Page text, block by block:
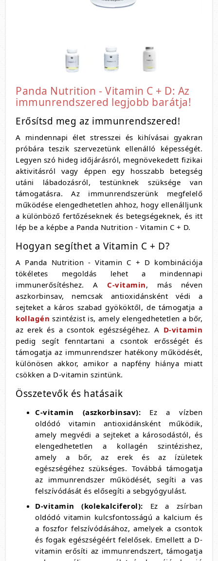
Panda Nutrition - Vitamin C + D: Az
immunrendszered legjobb barátja!
Erősítsd meg az immunrendszered!
A mindennapi élet stresszei és kihívásai gyakran
próbára teszik szervezetünk ellenálló képességét.
Legyen szó hideg időjárásról, megnövekedett fizikai
aktivitásról vagy éppen egy hosszabb betegség
utáni lábadozásról, testünknek szüksége van
támogatásra. Az immunrendszerünk megfelelő
működése elengedhetetlen ahhoz, hogy ellenálljunk
a különböző fertőzéseknek és betegségeknek, és itt
lép be a képbe a Panda Nutrition - Vitamin C + D.
Hogyan segíthet a Vitamin C + D?
A Panda Nutrition - Vitamin C + D kombinációja
tökéletes megoldás lehet a mindennapi
immunerősítéshez. A C-vitamin, más néven
aszkorbinsav, nemcsak antioxidánsként védi a
sejteket a káros szabad gyököktől, de támogatja a
kollagén szintézist is, amely elengedhetetlen a bőr,
az erek és a csontok egészségéhez. A D-vitamin
pedig segít fenntartani a csontok erősségét és
támogatja az immunrendszer hatékony működését,
különösen akkor, amikor a napfény hiánya miatt
csökken a D-vitamin szintünk.
Összetevők és hatásaik
C-vitamin (aszkorbinsav): Ez a vízben
oldódó vitamin antioxidánsként működik,
amely megvédi a sejteket a károsodástól, és
elengedhetetlen a kollagén szintézishez,
amely a bőr, az erek és az ízületek
egészségéhez szükséges. Továbbá támogatja
az immunrendszer működését, segíti a vas
felszívódását és elősegíti a sebgyógyulást.
D-vitamin (kolekalciferol): Ez a zsírban
oldódó vitamin kulcsfontosságú a kalcium és
a foszfor felszívódásához, amelyek a csontok
és fogak egészségéért felelősek. Emellett a D-
vitamin erősíti az immunrendszert, támogatja